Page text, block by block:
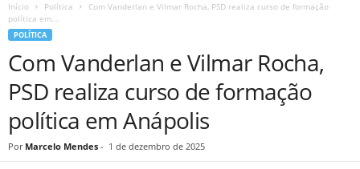
Início Política
Com Vanderlan e Vilmar Rocha, PSD realiza curso de formação
política em...
POLÍTICA
Com Vanderlan e Vilmar Rocha,
PSD realiza curso de formação
política em Anápolis
Por Marcelo Mendes - 1 de dezembro de 2025